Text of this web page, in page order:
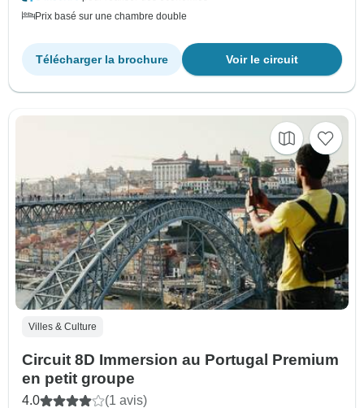
Prix basé sur une chambre double
Voir le circuit
Télécharger la brochure
Villes & Culture
Circuit 8D Immersion au Portugal Premium
en petit groupe
4.0 (1 avis)